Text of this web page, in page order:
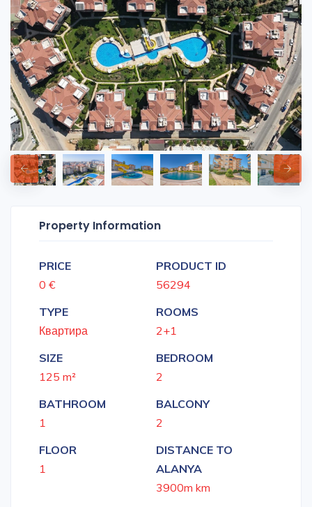
Property Information
PRICE
0 €
PRODUCT ID
56294
TYPE
Квартира
ROOMS
2+1
SIZE
125 m²
BEDROOM
2
BATHROOM
1
BALCONY
2
FLOOR
1
DISTANCE TO
ALANYA
3900m km